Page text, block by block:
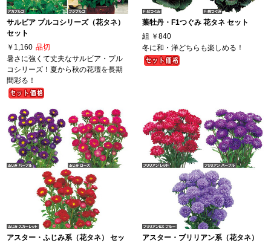
サルビア プルコシリーズ（花タネ）
セット
￥1,160 品切
暑さに強くて丈夫なサルビア・プル
コシリーズ！夏から秋の花壇を長期
間彩る！
葉牡丹・F1つぐみ 花タネ セット
組 ￥840
冬に和・洋どちらも楽しめる！
アスター・ふじみ系（花タネ） セッ
アスター・ブリリアン系（花タネ）